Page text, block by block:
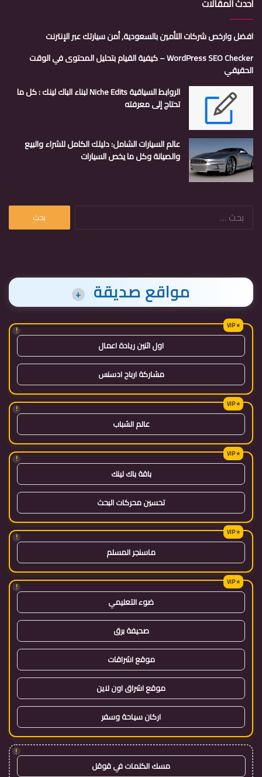
أحدث المقالات
افضل وارخص شركات التأمين بالسعودية, أمن سيارتك عبر الإنترنت
WordPress SEO Checker – كيفية القيام بتحليل المحتوى في الوقت
الحقيقي
الروابط السياقية Niche Edits لبناء الباك لينك : كل ما
تحتاج إلى معرفته
عالم السيارات الشامل: دليلك الكامل للشراء والبيع
والصيانة وكل ما يخص السيارات
البحث
مواقع صديقة +
!
اول اثنين ريادة اعمال
مشاركة ارباح ادسنس
!
عالم الشباب
!
باقة باك لينك
تحسين محركات البحث
!
ماسنجر المسلم
!
ضوء التعليمي
صحيفة برق
موقع اشراقات
موقع اشراق اون لاين
اركان سياحة وسفر
!
مسك الكلمات في قوقل